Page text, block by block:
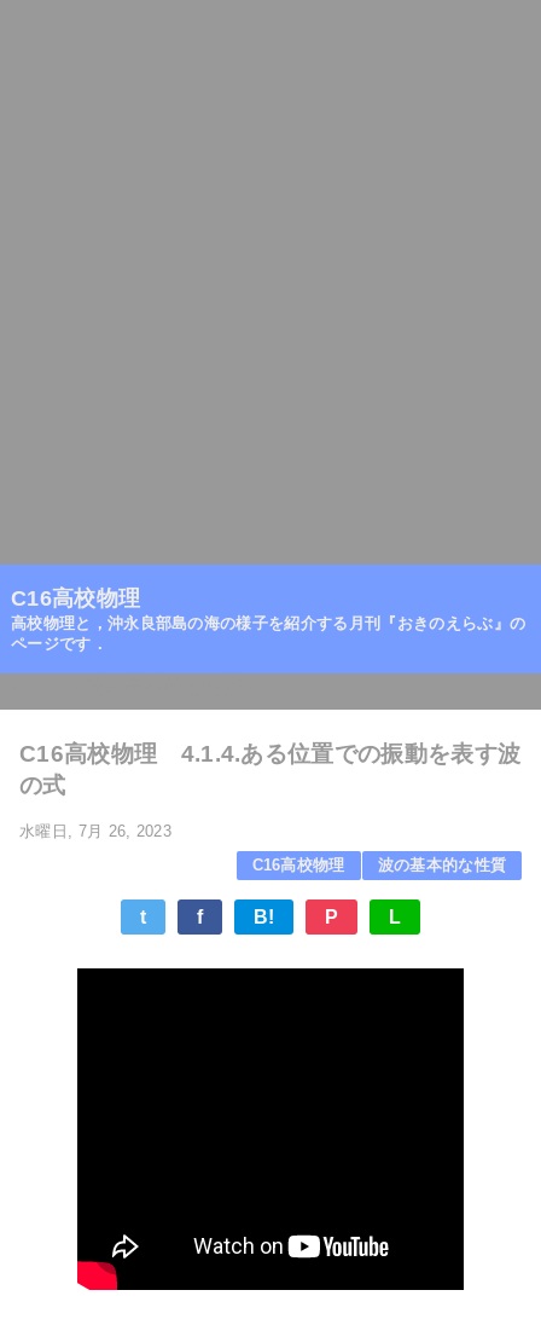
C16高校物理
高校物理と，沖永良部島の海の様子を紹介する月刊『おきのえらぶ』の
ページです．
C16高校物理 4.1.4.ある位置での振動を表す波
の式
水曜日, 7月 26, 2023
C16高校物理
波の基本的な性質
t f B! P L